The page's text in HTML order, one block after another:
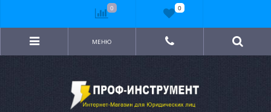
МЕНЮ
0 0